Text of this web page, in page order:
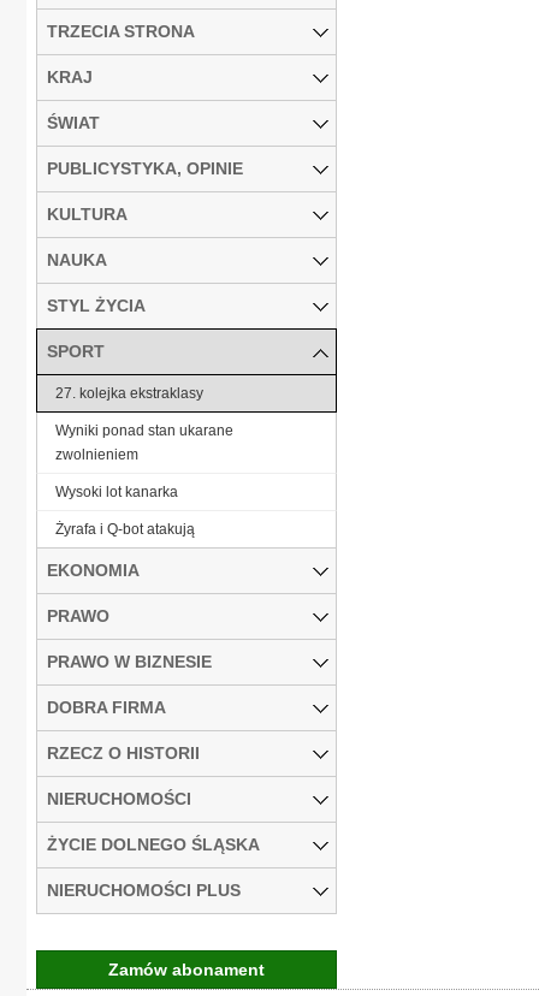
TRZECIA STRONA
KRAJ
ŚWIAT
PUBLICYSTYKA, OPINIE
KULTURA
NAUKA
STYL ŻYCIA
SPORT
27. kolejka ekstraklasy
Wyniki ponad stan ukarane
zwolnieniem
Wysoki lot kanarka
Żyrafa i Q-bot atakują
EKONOMIA
PRAWO
PRAWO W BIZNESIE
DOBRA FIRMA
RZECZ O HISTORII
NIERUCHOMOŚCI
ŻYCIE DOLNEGO ŚLĄSKA
NIERUCHOMOŚCI PLUS
Zamów abonament